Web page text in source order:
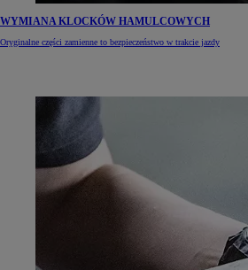
WYMIANA KLOCKÓW HAMULCOWYCH
Oryginalne części zamienne to bezpieczeństwo w trakcie jazdy